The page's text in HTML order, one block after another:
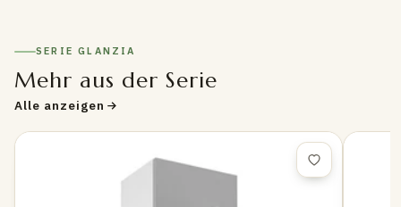
SERIE GLANZIA
Mehr aus der Serie
Alle anzeigen